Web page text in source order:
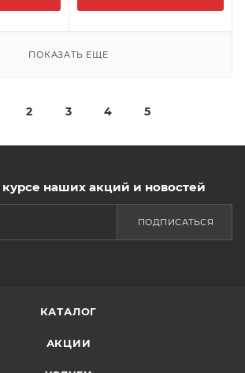
ПОКАЗАТЬ ЕЩЕ
2 3 4 5
курсе наших акций и новостей
ПОДПИСАТЬСЯ
КАТАЛОГ
АКЦИИ